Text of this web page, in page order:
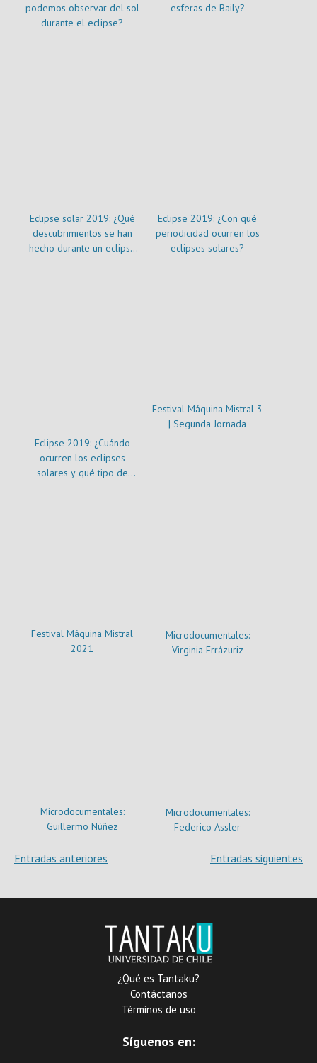
podemos observar del sol
durante el eclipse?
esferas de Baily?
Eclipse solar 2019: ¿Qué
descubrimientos se han
hecho durante un eclipse
Eclipse 2019: ¿Con qué
periodicidad ocurren los
eclipses solares?
Eclipse 2019: ¿Cuándo
ocurren los eclipses
solares y qué tipo de
Festival Máquina Mistral 3
| Segunda Jornada
Festival Máquina Mistral
2021
Microdocumentales:
Virginia Errázuriz
Microdocumentales:
Guillermo Núñez
Microdocumentales:
Federico Assler
Navegación
Entradas anteriores Entradas siguientes
¿Qué es Tantaku?
Contáctanos
Términos de uso
Síguenos en: